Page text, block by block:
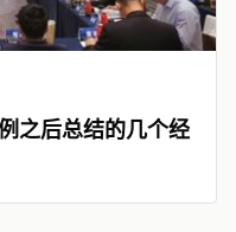
之后总结的几个经